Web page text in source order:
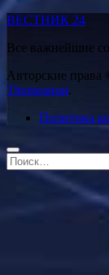
ВЕСТНИК 24
Все важнейшие
Авторские
Themeansar.
Политика
Найти: